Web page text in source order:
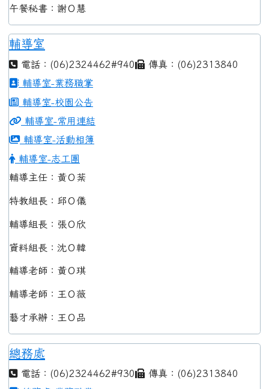
午餐秘書：謝Ｏ慧
輔導室
電話：(06)2324462#940
傳真：(06)2313840
輔導室-業務職掌
輔導室-校園公告
輔導室-常用連結
輔導室-活動相簿
輔導室-志工團
輔導主任：黃Ｏ棻
特教組長：邱Ｏ儀
輔導組長：張Ｏ欣
資料組長：沈Ｏ韓
輔導老師：黃Ｏ琪
輔導老師：王Ｏ薇
藝才承辦：王Ｏ品
總務處
電話：(06)2324462#930
傳真：(06)2313840